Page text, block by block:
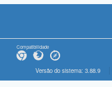
Compatibilidade
Versão do sistema: 3.88.9